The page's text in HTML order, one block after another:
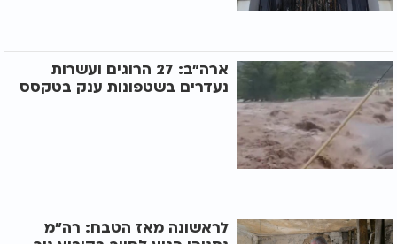
ארה"ב: 27 הרוגים ועשרות
נעדרים בשטפונות ענק בטקסס
לראשונה מאז הטבח: רה"מ